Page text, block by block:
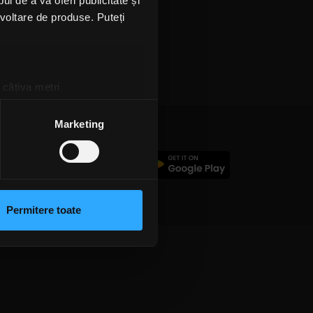
de produse. Puteți
metri
la
secțiunea cu detalii
cu privire la modul în
urma folosirii serviciilor
Marketing
Permitere toate